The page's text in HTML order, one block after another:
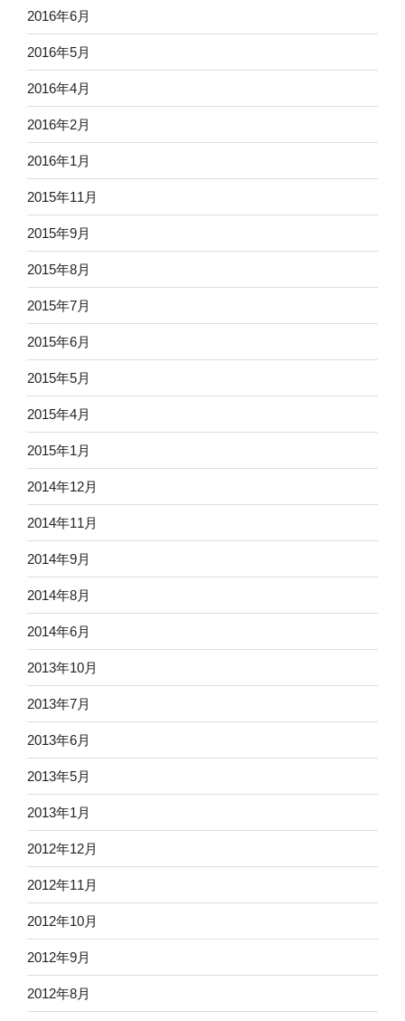
2016年6月
2016年5月
2016年4月
2016年2月
2016年1月
2015年11月
2015年9月
2015年8月
2015年7月
2015年6月
2015年5月
2015年4月
2015年1月
2014年12月
2014年11月
2014年9月
2014年8月
2014年6月
2013年10月
2013年7月
2013年6月
2013年5月
2013年1月
2012年12月
2012年11月
2012年10月
2012年9月
2012年8月